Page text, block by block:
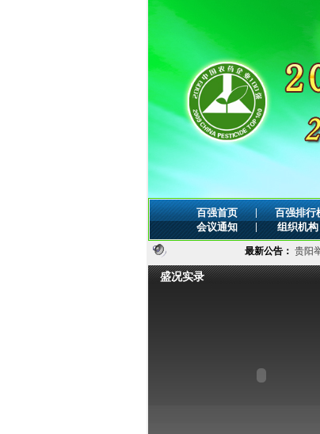
百强首页 | 百强排行
会议通知
| 组织机构
贵阳举行第二届
盛况实录